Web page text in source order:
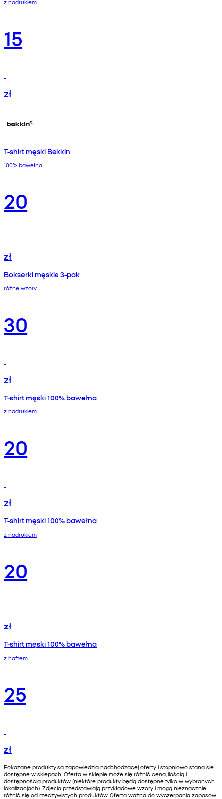
z nadrukiem
15
zł
T-shirt męski Bekkin
100% bawełna
20
zł
Bokserki męskie 3-pak
różne wzory
30
zł
T-shirt męski 100% bawełna
z nadrukiem
20
zł
T-shirt męski 100% bawełna
z nadrukiem
20
zł
T-shirt męski 100% bawełna
z haftem
25
zł
Pokazane produkty są zapowiedzią nadchodzącej oferty i stopniowo staną się
dostępne w sklepach. Oferta w sklepie może się różnić ceną, ilością i
dostępnością produktów (niektóre produkty będą dostępne tylko w wybranych
lokalizacjach). Zdjęcia przedstawiają przykładowe wzory i mogą nieznacznie
różnić się od rzeczywistych produktów. Oferta ważna do wyczerpania zapasów.